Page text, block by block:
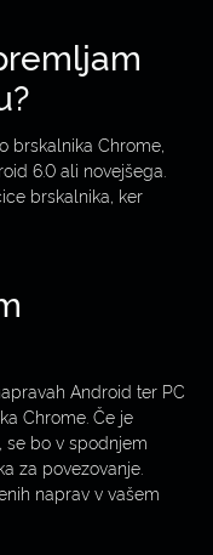
brskalnika Chrome,
6.0 ali novejšega.
brskalnika, ker
Android ter PC
Chrome. Če je
se bo v spodnjem
za povezovanje.
naprav v vašem